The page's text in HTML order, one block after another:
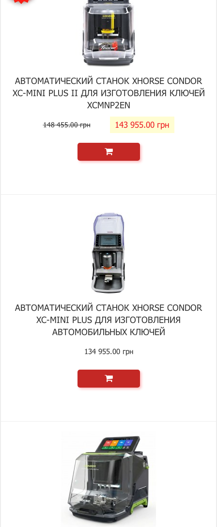
АВТОМАТИЧЕСКИЙ СТАНОК XHORSE CONDOR
XC-MINI PLUS II ДЛЯ ИЗГОТОВЛЕНИЯ КЛЮЧЕЙ
XCMNP2EN
148 455.00 грн 143 955.00 грн
АВТОМАТИЧЕСКИЙ СТАНОК XHORSE CONDOR
XC-MINI PLUS ДЛЯ ИЗГОТОВЛЕНИЯ
АВТОМОБИЛЬНЫХ КЛЮЧЕЙ
134 955.00 грн